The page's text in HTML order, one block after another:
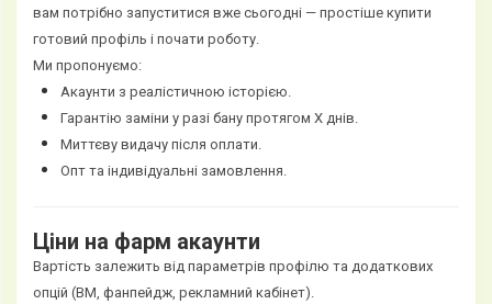
вам потрібно запуститися вже сьогодні — простіше купити
готовий профіль і почати роботу.
Ми пропонуємо:
Акаунти з реалістичною історією.
Гарантію заміни у разі бану протягом X днів.
Миттєву видачу після оплати.
Опт та індивідуальні замовлення.
Ціни на фарм акаунти
Вартість залежить від параметрів профілю та додаткових
опцій (BM, фанпейдж, рекламний кабінет).